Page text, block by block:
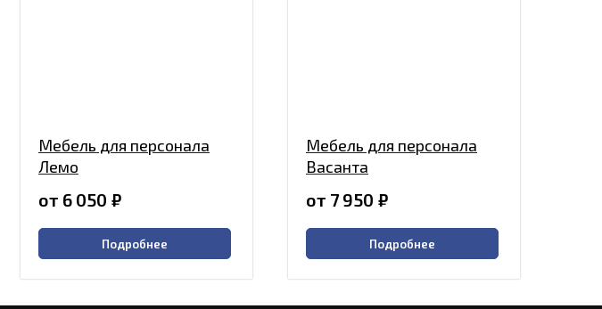
Мебель для персонала
Лемо
от 6 050 ₽
Подробнее
Мебель для персонала
Васанта
от 7 950 ₽
Подробнее